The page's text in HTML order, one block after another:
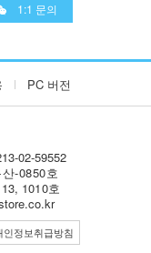
1:1 문의
PC 버전
02-59552
-0850호
1010호
인정보취급방침